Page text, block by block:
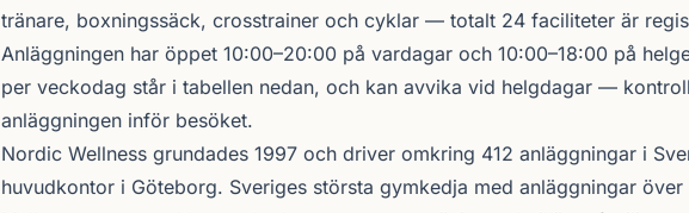
tränare, boxningssäck, crosstrainer och cyklar — totalt 24 faciliteter är
Anläggningen har öppet 10:00–20:00 på vardagar och 10:00–18:00 på
per veckodag står i tabellen nedan, och kan avvika vid helgdagar —
anläggningen inför besöket.
Nordic Wellness grundades 1997 och driver omkring 412 anläggningar i
huvudkontor i Göteborg. Sveriges största gymkedja med anläggningar över